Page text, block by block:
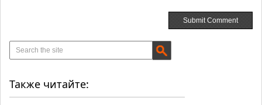
Также читайте: